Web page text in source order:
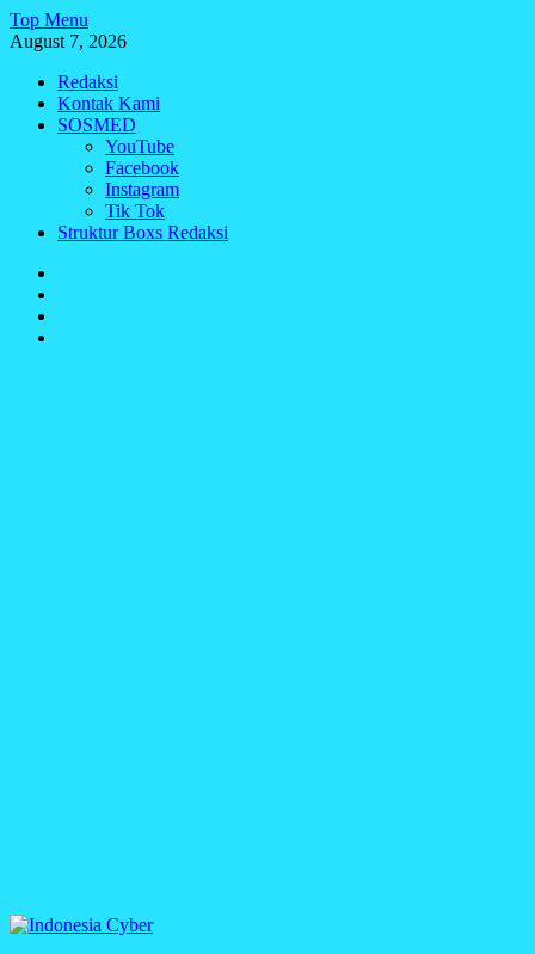
Skip
to
Top Menu
August 7, 2026
Redaksi
Kontak Kami
SOSMED
YouTube
Facebook
Instagram
Tik Tok
Struktur Boxs Redaksi